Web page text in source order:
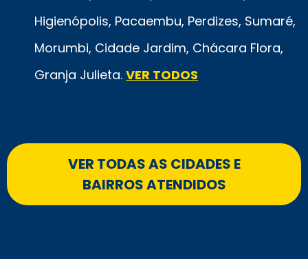
Higienópolis, Pacaembu, Perdizes, Sumaré,
Morumbi, Cidade Jardim, Chácara Flora,
Granja Julieta. VER TODOS
VER TODAS AS CIDADES E
BAIRROS ATENDIDOS